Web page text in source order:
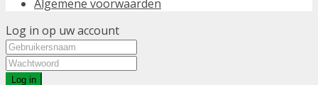
Algemene voorwaarden
Log in op uw account
Log in